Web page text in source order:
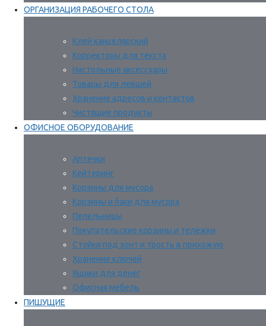
ОРГАНИЗАЦИЯ РАБОЧЕГО СТОЛА
Клей канцелярский
Корректоры для текста
Настольные аксессуары
Товары для левшей
Хранение адресов и контактов
Чистящие продукты
ОФИСНОЕ ОБОРУДОВАНИЕ
Аптечки
Кейтеринг
Корзины для мусора
Корзины и баки для мусора
Пепельницы
Покупательские корзины и тележки
Стойки под зонт и трость в прихожую
Хранение ключей
Ящики для денег
Офисная мебель
ПИШУЩИЕ